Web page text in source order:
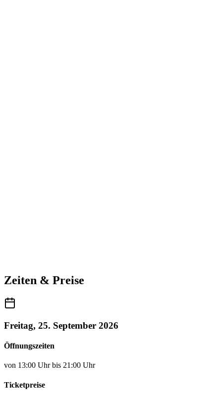
Zeiten & Preise
Freitag, 25. September 2026
Öffnungszeiten
von 13:00 Uhr bis 21:00 Uhr
Ticketpreise